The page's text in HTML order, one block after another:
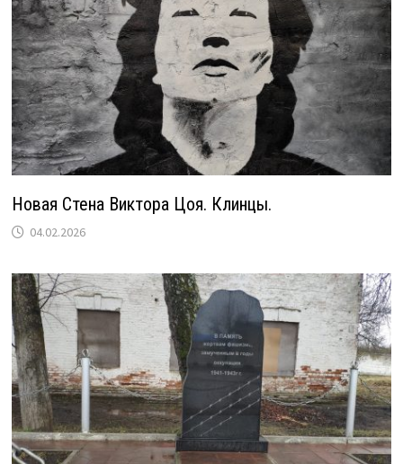
Новая Стена Виктора Цоя. Клинцы.
04.02.2026